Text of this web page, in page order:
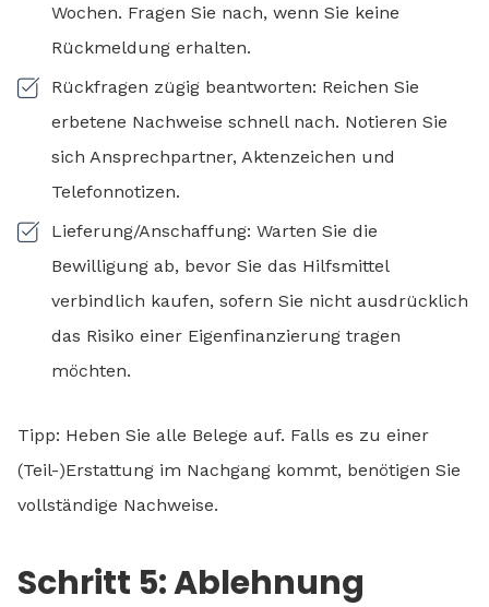
Wochen. Fragen Sie nach, wenn Sie keine
Rückmeldung erhalten.
Rückfragen zügig beantworten: Reichen Sie
erbetene Nachweise schnell nach. Notieren Sie
sich Ansprechpartner, Aktenzeichen und
Telefonnotizen.
Lieferung/Anschaffung: Warten Sie die
Bewilligung ab, bevor Sie das Hilfsmittel
verbindlich kaufen, sofern Sie nicht ausdrücklich
das Risiko einer Eigenfinanzierung tragen
möchten.
Tipp: Heben Sie alle Belege auf. Falls es zu einer
(Teil-)Erstattung im Nachgang kommt, benötigen Sie
vollständige Nachweise.
Schritt 5: Ablehnung